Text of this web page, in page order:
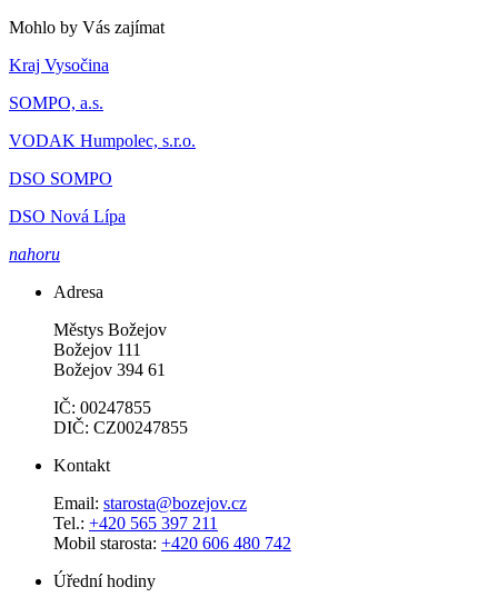
Mohlo by Vás zajímat
Kraj Vysočina
SOMPO, a.s.
VODAK Humpolec, s.r.o.
DSO SOMPO
DSO Nová Lípa
nahoru
Adresa
Městys Božejov
Božejov 111
Božejov 394 61
IČ: 00247855
DIČ: CZ00247855
Kontakt
Email: starosta@bozejov.cz
Tel.: +420 565 397 211
Mobil starosta: +420 606 480 742
Úřední hodiny